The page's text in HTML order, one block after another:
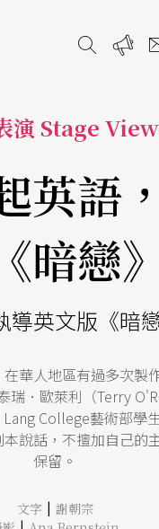
演 Stage
英語
暗戀
英文版《暗
華人地區有過多次製
瑞．歐萊利（Terry
College藝術部學
說話，不擅加自己的
保留。
文字 | 謝朝宗